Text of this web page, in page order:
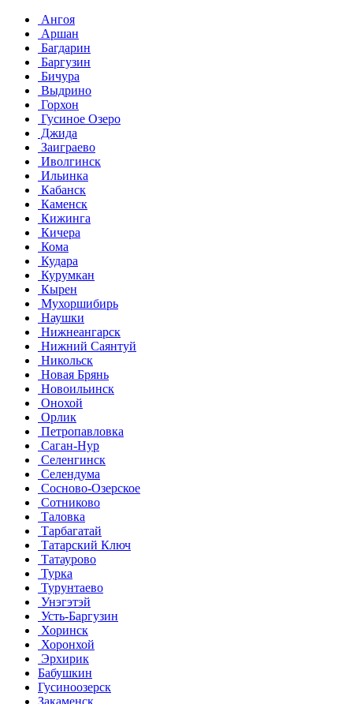
Ангоя
Аршан
Багдарин
Баргузин
Бичура
Выдрино
Горхон
Гусиное Озеро
Джида
Заиграево
Иволгинск
Ильинка
Кабанск
Каменск
Кижинга
Кичера
Кома
Кудара
Курумкан
Кырен
Мухоршибирь
Наушки
Нижнеангарск
Нижний Саянтуй
Никольск
Новая Брянь
Новоильинск
Онохой
Орлик
Петропавловка
Саган-Нур
Селенгинск
Селендума
Сосново-Озерское
Сотниково
Таловка
Тарбагатай
Татарский Ключ
Татаурово
Турка
Турунтаево
Унэгэтэй
Усть-Баргузин
Хоринск
Хоронхой
Эрхирик
Бабушкин
Гусиноозерск
Закаменск